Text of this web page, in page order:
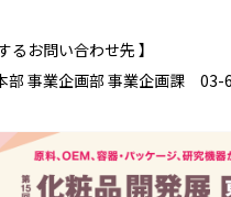
るお問い合わせ先 】
部 事業企画部 事業企画課 03-